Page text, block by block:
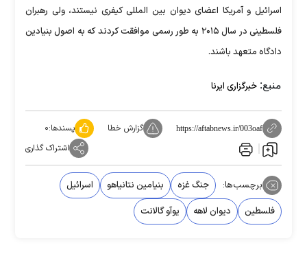
اسرائیل و آمریکا اعضای دیوان بین المللی کیفری نیستند، ولی رهبران
فلسطینی در سال ۲۰۱۵ به طور رسمی موافقت کردند که به اصول بنیادین
دادگاه متعهد باشند.
منبع: خبرگزاری ایرنا
https://aftabnews.ir/003oaf گزارش خطا پسندها:۰
اشتراک گذاری
برچسب‌ها: جنگ غزه بنیامین نتانیاهو
اسرائیل
فلسطین
دیوان لاهه یوآو گالانت